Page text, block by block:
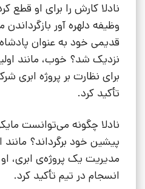
نادلا کارش را برای او قطع
وظیفه دلهره آور
قدیمی خود به عنوان
نزدیک شد؟ خوب، مانند
برای نظارت بر پروژه
تأکید کرد.
نادلا چگونه می‌توانست
پیشین خود برگرداند؟
مدیریت یک پروژه‌ی ابری، او
انسجام در تیم تأکید کرد.